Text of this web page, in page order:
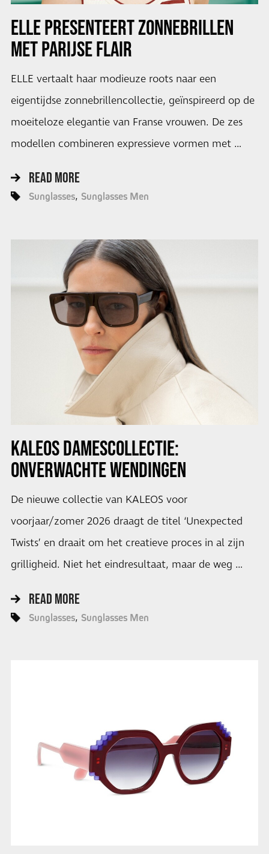
ELLE PRESENTEERT ZONNEBRILLEN
MET PARIJSE FLAIR
ELLE vertaalt haar modieuze roots naar een
eigentijdse zonnebrillencollectie, geïnspireerd op de
moeiteloze elegantie van Franse vrouwen. De zes
modellen combineren expressieve vormen met …
READ MORE
Sunglasses Sunglasses Men
KALEOS DAMESCOLLECTIE:
ONVERWACHTE WENDINGEN
De nieuwe collectie van KALEOS voor
voorjaar/zomer 2026 draagt de titel ‘Unexpected
Twists’ en draait om het creatieve proces in al zijn
grilligheid. Niet het eindresultaat, maar de weg …
READ MORE
Sunglasses Sunglasses Men